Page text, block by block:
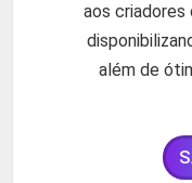
aos criadores
além de